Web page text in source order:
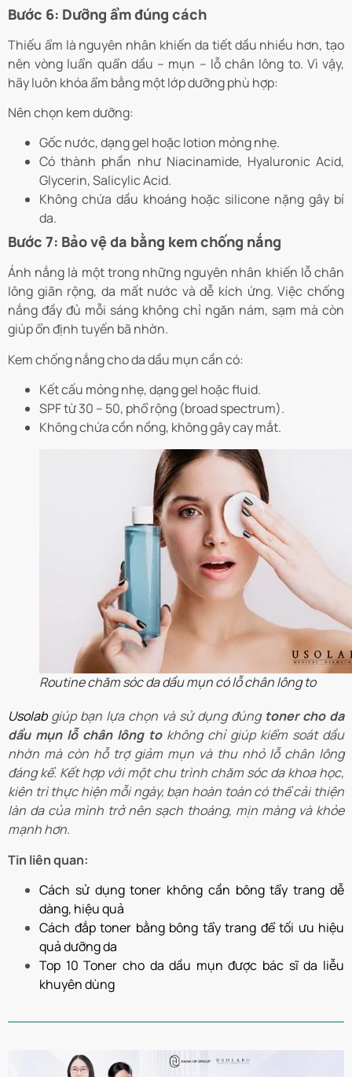
Bước 6: Dưỡng ẩm đúng cách
Thiếu ẩm là nguyên nhân khiến da tiết dầu nhiều hơn, tạo
nên vòng luẩn quẩn dầu – mụn – lỗ chân lông to. Vì vậy,
hãy luôn khóa ẩm bằng một lớp dưỡng phù hợp:
Nên chọn kem dưỡng:
Gốc nước, dạng gel hoặc lotion mỏng nhẹ.
Có thành phần như Niacinamide, Hyaluronic Acid,
Glycerin, Salicylic Acid.
Không chứa dầu khoáng hoặc silicone nặng gây bí
da.
Bước 7: Bảo vệ da bằng kem chống nắng
Ánh nắng là một trong những nguyên nhân khiến lỗ chân
lông giãn rộng, da mất nước và dễ kích ứng. Việc chống
nắng đầy đủ mỗi sáng không chỉ ngăn nám, sạm mà còn
giúp ổn định tuyến bã nhờn.
Kem chống nắng cho da dầu mụn cần có:
Kết cấu mỏng nhẹ, dạng gel hoặc fluid.
SPF từ 30 – 50, phổ rộng (broad spectrum).
Không chứa cồn nồng, không gây cay mắt.
Routine chăm sóc da dầu mụn có lỗ chân lông to
Usolabgiúp bạn lựa chọn và sử dụng đúng toner cho da
dầu mụn lỗ chân lông tokhông chỉ giúp kiểm soát dầu
nhờn mà còn hỗ trợ giảm mụn và thu nhỏ lỗ chân lông
đáng kể. Kết hợp với một chu trình chăm sóc da khoa học,
kiên trì thực hiện mỗi ngày, bạn hoàn toàn có thể cải thiện
làn da của mình trở nên sạch thoáng, mịn màng và khỏe
mạnh hơn.
Tin liên quan:
Cách sử dụng toner không cần bông tẩy trang dễ
dàng, hiệu quả
Cách đắp toner bằng bông tẩy trang để tối ưu hiệu
quả dưỡng da
Top 10 Toner cho da dầu mụn được bác sĩ da liễu
khuyên dùng